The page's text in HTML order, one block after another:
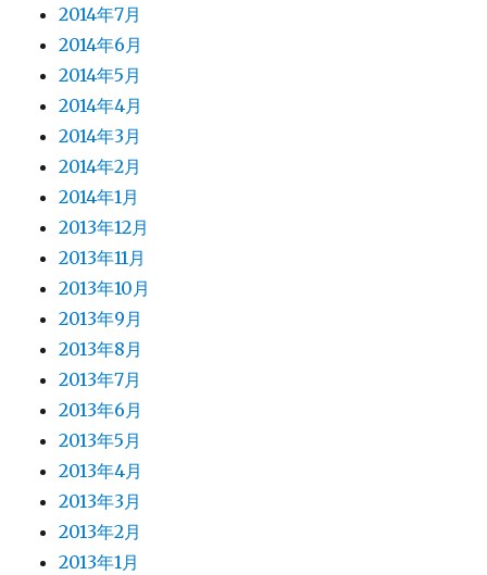
2014年7月
2014年6月
2014年5月
2014年4月
2014年3月
2014年2月
2014年1月
2013年12月
2013年11月
2013年10月
2013年9月
2013年8月
2013年7月
2013年6月
2013年5月
2013年4月
2013年3月
2013年2月
2013年1月